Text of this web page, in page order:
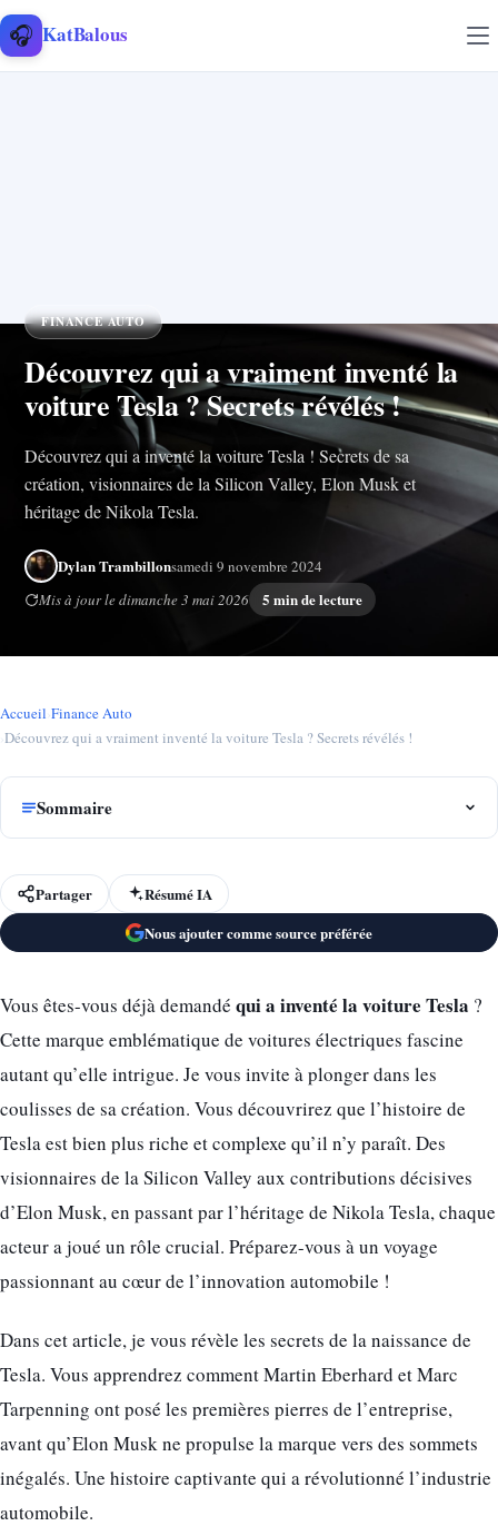
Aller au contenu
🎧 KatBalous
FINANCE AUTO
Découvrez qui a vraiment inventé la
voiture Tesla ? Secrets révélés !
Découvrez qui a inventé la voiture Tesla ! Secrets de sa
création, visionnaires de la Silicon Valley, Elon Musk et
héritage de Nikola Tesla.
Dylan Trambillonsamedi 9 novembre 2024
Mis à jour le dimanche 3 mai 2026
5 min de lecture
Accueil›Finance Auto
›Découvrez qui a vraiment inventé la voiture Tesla ? Secrets révélés !
Sommaire
Partager
Résumé IA
Nous ajouter comme source préférée
Vous êtes-vous déjà demandé qui a inventé la voiture Tesla ?
Cette marque emblématique de voitures électriques fascine
autant qu’elle intrigue. Je vous invite à plonger dans les
coulisses de sa création. Vous découvrirez que l’histoire de
Tesla est bien plus riche et complexe qu’il n’y paraît. Des
visionnaires de la Silicon Valley aux contributions décisives
d’Elon Musk, en passant par l’héritage de Nikola Tesla, chaque
acteur a joué un rôle crucial. Préparez-vous à un voyage
passionnant au cœur de l’innovation automobile !
Dans cet article, je vous révèle les secrets de la naissance de
Tesla. Vous apprendrez comment Martin Eberhard et Marc
Tarpenning ont posé les premières pierres de l’entreprise,
avant qu’Elon Musk ne propulse la marque vers des sommets
inégalés. Une histoire captivante qui a révolutionné l’industrie
automobile.